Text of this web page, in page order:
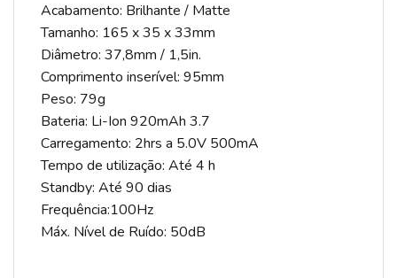
Acabamento: Brilhante / Matte
Tamanho: 165 x 35 x 33mm
Diâmetro: 37,8mm / 1,5in.
Comprimento inserível: 95mm
Peso: 79g
Bateria: Li-Ion 920mAh 3.7
Carregamento: 2hrs a 5.0V 500mA
Tempo de utilização: Até 4 h
Standby: Até 90 dias
Frequência:100Hz
Máx. Nível de Ruído: 50dB